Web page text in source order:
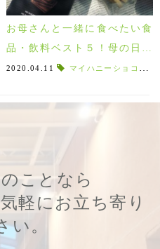
,CARTWRIGHT & BUTLER ,
お母さんと一緒に食べたい食
品・飲料ベスト５！母の日ギ
フト2020年版
2020.04.11 マイハニーショコラサンド
ことなら
軽にお立ち寄り
い。